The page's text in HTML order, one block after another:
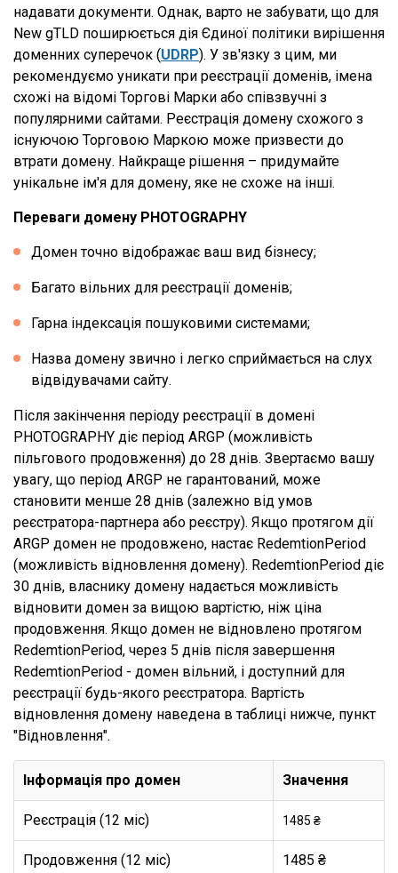
надавати документи. Однак, варто не забувати, що для
New gTLD поширюється дія Єдиної політики вирішення
доменних суперечок (UDRP). У зв'язку з цим, ми
рекомендуємо уникати при реєстрації доменів, імена
схожі на відомі Торгові Марки або співзвучні з
популярними сайтами. Реєстрація домену схожого з
існуючою Торговою Маркою може призвести до
втрати домену. Найкраще рішення – придумайте
унікальне ім'я для домену, яке не схоже на інші.
Переваги домену PHOTOGRAPHY
Домен точно відображає ваш вид бізнесу;
Багато вільних для реєстрації доменів;
Гарна індексація пошуковими системами;
Назва домену звично і легко сприймається на слух
відвідувачами сайту.
Після закінчення періоду реєстрації в домені
PHOTOGRAPHY діє період ARGP (можливість
пільгового продовження) до 28 днів. Звертаємо вашу
увагу, що період ARGP не гарантований, може
становити менше 28 днів (залежно від умов
реєстратора-партнера або реєстру). Якщо протягом дії
ARGP домен не продовжено, настає RedemtionPeriod
(можливість відновлення домену). RedemtionPeriod діє
30 днів, власнику домену надається можливість
відновити домен за вищою вартістю, ніж ціна
продовження. Якщо домен не відновлено протягом
RedemtionPeriod, через 5 днів після завершення
RedemtionPeriod - домен вільний, і доступний для
реєстрації будь-якого реєстратора. Вартість
відновлення домену наведена в таблиці нижче, пункт
"Відновлення".
Інформація про домен Значення
Реєстрація (12 міс) 1485 ₴
Продовження (12 міс) 1485 ₴